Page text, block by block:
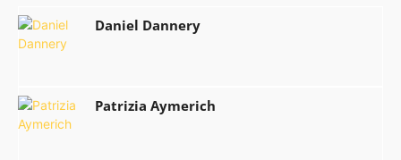
Daniel Dannery
Patrizia Aymerich